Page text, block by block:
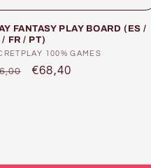
FANTASY PLAY BOARD (ES /
/ FR / PT)
100% GAMES
Preço
€68,40